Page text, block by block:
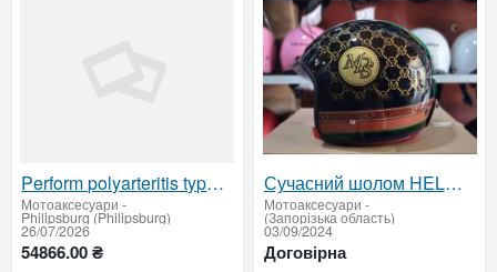
Perform polyarteritis type-2 episode extracts, erosions, price.
Мотоаксесуари -
Philipsburg (Philipsburg)
26/07/2026
54866.00 ₴
Сучасний шолом HELM MDS MAGNUM SOLID RETRO HALF FACE: Стиль та Безпека в Ідеальному Сплаві
Мотоаксесуари -
(Запорізька область)
03/09/2024
Договірна